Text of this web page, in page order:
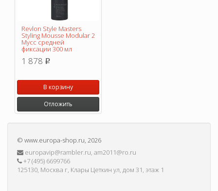
Revlon Style Masters
Styling Mousse Modular 2
Мусс средней
фиксации 300 мл
1 878 p
В корзину
Отложить
© www.europa-shop.ru, 2026
europavip@rambler.ru, am2011@ro.ru
+7 (495) 6699766
125130, Москва г, Клары Цеткин ул, дом 31, этаж 1